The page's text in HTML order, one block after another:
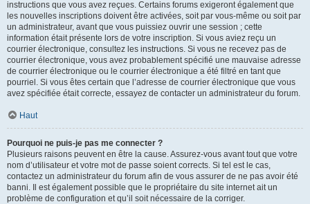
instructions que vous avez reçues. Certains forums exigeront également que
les nouvelles inscriptions doivent être activées, soit par vous-même ou soit par
un administrateur, avant que vous puissiez ouvrir une session ; cette
information était présente lors de votre inscription. Si vous aviez reçu un
courrier électronique, consultez les instructions. Si vous ne recevez pas de
courrier électronique, vous avez probablement spécifié une mauvaise adresse
de courrier électronique ou le courrier électronique a été filtré en tant que
pourriel. Si vous êtes certain que l’adresse de courrier électronique que vous
avez spécifiée était correcte, essayez de contacter un administrateur du forum.
Haut
Pourquoi ne puis-je pas me connecter ?
Plusieurs raisons peuvent en être la cause. Assurez-vous avant tout que votre
nom d’utilisateur et votre mot de passe soient corrects. Si tel est le cas,
contactez un administrateur du forum afin de vous assurer de ne pas avoir été
banni. Il est également possible que le propriétaire du site internet ait un
problème de configuration et qu’il soit nécessaire de la corriger.